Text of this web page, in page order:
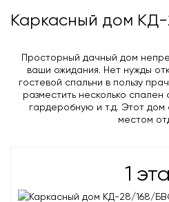
Каркасный дом
Просторный дачный дом
ваши ожидания. Нет нужды
гостевой спальни в пользу
разместить несколько спален
гардеробную и т.д. Этот
местом
1